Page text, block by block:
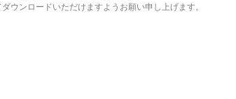
ウンロードいただけますようお願い申し上げます。